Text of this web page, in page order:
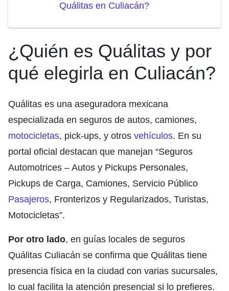
Quálitas en Culiacán?
¿Quién es Quálitas y por
qué elegirla en Culiacán?
Quálitas es una aseguradora mexicana
especializada en seguros de autos, camiones,
motocicletas, pick-ups, y otros vehículos. En su
portal oficial destacan que manejan “Seguros
Automotrices – Autos y Pickups Personales,
Pickups de Carga, Camiones, Servicio Público
Pasajeros, Fronterizos y Regularizados, Turistas,
Motocicletas”.
Por otro lado, en guías locales de seguros
Quálitas Culiacán se confirma que Quálitas tiene
presencia física en la ciudad con varias sucursales,
lo cual facilita la atención presencial si lo prefieres.